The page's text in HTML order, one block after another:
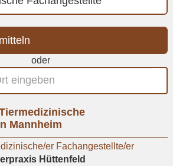
oder
Mannheim
er Fachangestellte/er
Hüttenfeld